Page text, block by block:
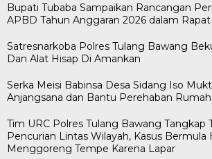
Bupati Tubaba Sampaikan Rancangan
APBD Tahun Anggaran 2026 dalam
Satresnarkoba Polres Tulang Bawang
Dan Alat Hisap Di Amankan
Serka Meisi Babinsa Desa Sidang Iso
Anjangsana dan Bantu Perehaban
Tim URC Polres Tulang Bawang Tangkap
Pencurian Lintas Wilayah, Kasus Bermula
Menggoreng Tempe Karena Lapar
Bawaslu Tegaskan Sikap Siap
Usai Musda, DPD Golkar Tulang
M. Aris Pratama Hanan Resmi
Herman HN Lantik Budi Yohanda
Bupati Tubaba Hadiri Pelantikan